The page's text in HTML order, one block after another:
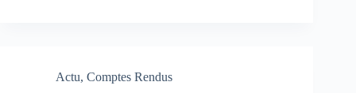
Actu, Comptes Rendus